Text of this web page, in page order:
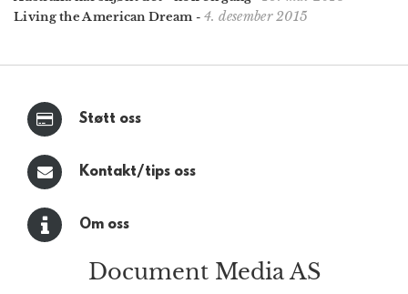
Living the American Dream - 4. desember 2015
Støtt oss
Kontakt/tips oss
Om oss
Document Media AS